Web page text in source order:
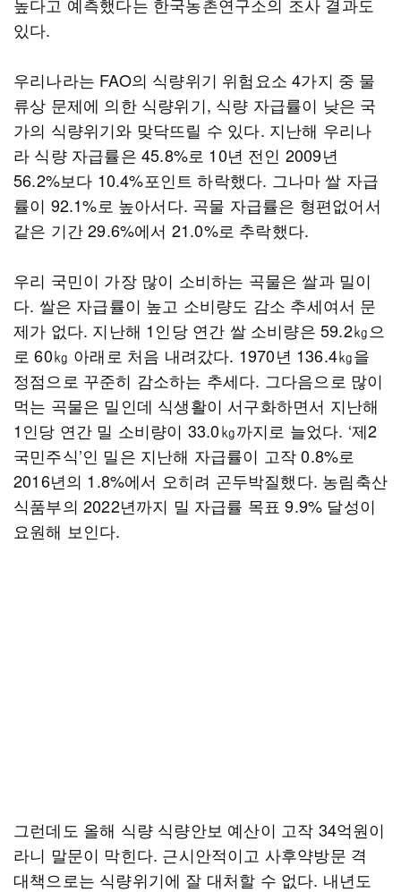
있다.
우리나라는 FAO의 식량위기 위험요소 4가지 중 물
류상 문제에 의한 식량위기, 식량 자급률이 낮은 국
가의 식량위기와 맞닥뜨릴 수 있다. 지난해 우리나
라 식량 자급률은 45.8%로 10년 전인 2009년
56.2%보다 10.4%포인트 하락했다. 그나마 쌀 자급
률이 92.1%로 높아서다. 곡물 자급률은 형편없어서
같은 기간 29.6%에서 21.0%로 추락했다.
우리 국민이 가장 많이 소비하는 곡물은 쌀과 밀이
다. 쌀은 자급률이 높고 소비량도 감소 추세여서 문
제가 없다. 지난해 1인당 연간 쌀 소비량은 59.2㎏으
로 60㎏ 아래로 처음 내려갔다. 1970년 136.4㎏을
정점으로 꾸준히 감소하는 추세다. 그다음으로 많이
먹는 곡물은 밀인데 식생활이 서구화하면서 지난해
1인당 연간 밀 소비량이 33.0㎏까지로 늘었다. ‘제2
국민주식’인 밀은 지난해 자급률이 고작 0.8%로
2016년의 1.8%에서 오히려 곤두박질했다. 농림축산
식품부의 2022년까지 밀 자급률 목표 9.9% 달성이
요원해 보인다.
그런데도 올해 식량 식량안보 예산이 고작 34억원이
라니 말문이 막힌다. 근시안적이고 사후약방문 격
대책으로는 식량위기에 잘 대처할 수 없다. 내년도